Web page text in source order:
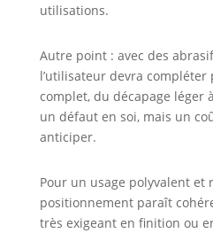
utilisations.
Autre point : avec des
l’utilisateur devra
complet, du décapage léger
un défaut en soi, mais un
anticiper.
Pour un usage polyvalent et
positionnement paraît
très exigeant en finition ou